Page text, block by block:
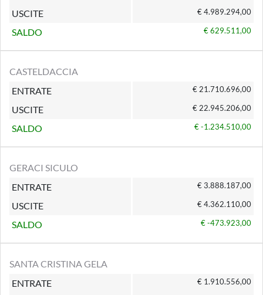
USCITE € 4.989.294,00
SALDO € 629.511,00
CASTELDACCIA
ENTRATE
€ 21.710.696,00
USCITE € 22.945.206,00
SALDO € -1.234.510,00
GERACI SICULO
ENTRATE
€ 3.888.187,00
USCITE € 4.362.110,00
SALDO € -473.923,00
SANTA CRISTINA GELA
ENTRATE
€ 1.910.556,00